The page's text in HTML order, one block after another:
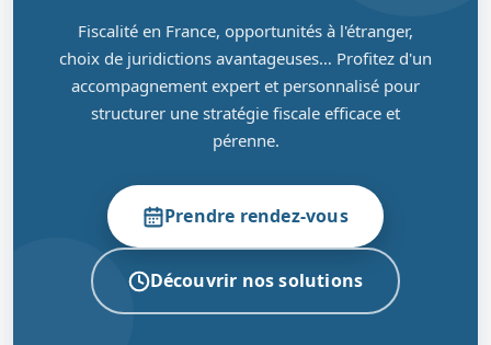
Fiscalité en France, opportunités à l'étranger,
choix de juridictions avantageuses… Profitez d'un
accompagnement expert et personnalisé pour
structurer une stratégie fiscale efficace et
pérenne.
Prendre rendez-vous
Découvrir nos solutions